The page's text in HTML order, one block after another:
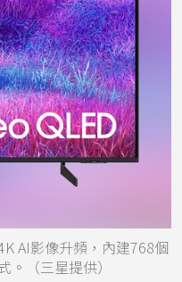
AI影像升頻，內建768個
（三星提供）